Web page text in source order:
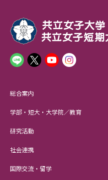
総合案内
学部・短大・大学院／教育
研究活動
社会連携
国際交流・留学